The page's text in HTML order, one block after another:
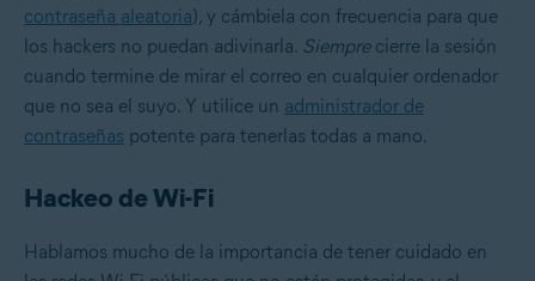
contraseña aleatoria), y cámbiela con frecuencia para que
los hackers no puedan adivinarla. Siemprecierre la sesión
cuando termine de mirar el correo en cualquier ordenador
que no sea el suyo. Y utilice un administrador de
contraseñas potente para tenerlas todas a mano.
Hackeo de Wi-Fi
Hablamos mucho de la importancia de tener cuidado en